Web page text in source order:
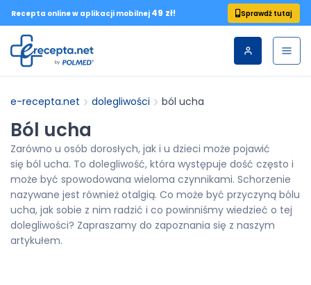
Recepta online w aplikacji mobilnej 49 zł! Sprawdź tutaj
e-recepta.net dolegliwości ból ucha
Ból ucha
Zarówno u osób dorosłych, jak i u dzieci może pojawić
się ból ucha. To dolegliwość, która występuje dość często i
może być spowodowana wieloma czynnikami. Schorzenie
nazywane jest również otalgią. Co może być przyczyną bólu
ucha, jak sobie z nim radzić i co powinniśmy wiedzieć o tej
dolegliwości? Zapraszamy do zapoznania się z naszym
artykułem.